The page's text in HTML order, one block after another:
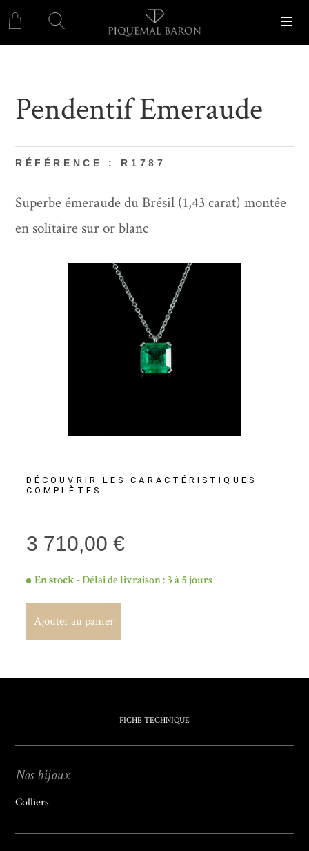
Pendentif Emeraude
RÉFÉRENCE : R1787
Superbe émeraude du Brésil (1,43 carat) montée
en solitaire sur or blanc
DÉCOUVRIR LES CARACTÉRISTIQUES
COMPLÈTES
3 710,00 €
En stock- Délai de livraison : 3 à 5 jours
Ajouter au panier
Ajouter au panier
FICHE TECHNIQUE
Nos bijoux
Colliers